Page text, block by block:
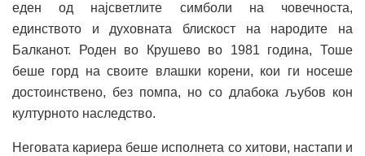
еден од најсветлите симболи на човечноста,
единството и духовната блискост на народите на
Балканот. Роден во Крушево во 1981 година, Тоше
беше горд на своите влашки корени, кои ги носеше
достоинствено, без помпа, но со длабока љубов кон
културното наследство.
Неговата кариера беше исполнета со хитови, настапи и